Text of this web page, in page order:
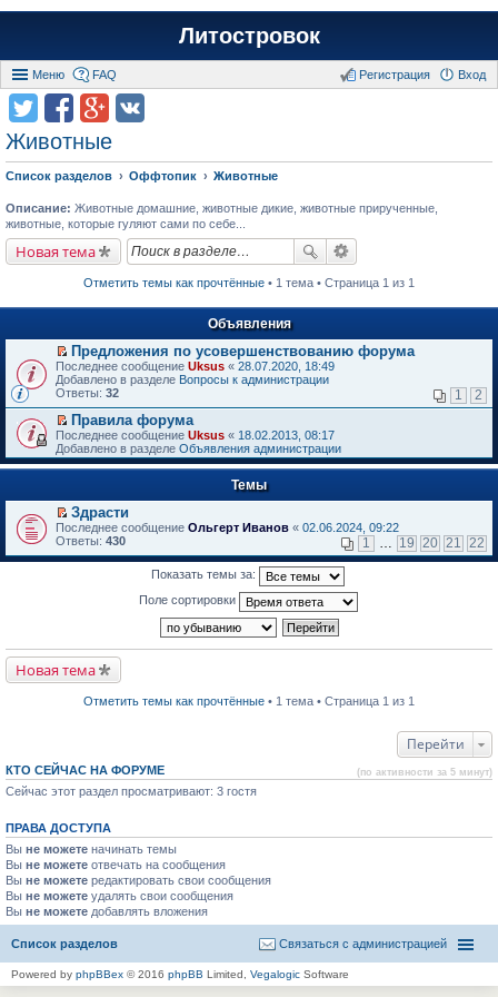
Литостровок
Меню FAQ Вход
Регистрация
Животные
Список разделов Оффтопик Животные
Описание: Животные домашние, животные дикие, животные прирученные,
животные, которые гуляют сами по себе...
Новая тема
Отметить темы как прочтённые • 1 тема • Страница 1 из 1
Объявления
П
е
р
й
т
и
к
п
в
о
м
у
н
т
а
н
о
о
б
н
ю
Предложения по усовершенствованию форума
Последнее сообщение Uksus « 28.07.2020, 18:49
Добавлено в разделе Вопросы к администрации
Ответы: 32 1 2
П
е
р
е
т
и
к
п
р
п
р
о
н
о
м
о
о
щ
е
н
и
ю
Правила форума
Последнее сообщение Uksus « 18.02.2013, 08:17
Добавлено в разделе Объявления администрации
Темы
П
е
е
р
в
о
р
о
ч
а
н
н
о
м
у
с
о
б
щ
е
Здрасти
Последнее сообщение Ольгерт Иванов « 02.06.2024, 09:22
Ответы: 430 1 19 20 21 22
Показать темы за:
Поле сортировки
Новая тема
Отметить темы как прочтённые • 1 тема • Страница 1 из 1
Перейти
КТО СЕЙЧАС НА ФОРУМЕ (по активности за 5 минут)
Сейчас этот раздел просматривают: 3 гостя
ПРАВА ДОСТУПА
Вы не можете начинать темы
Вы не можете отвечать на сообщения
Вы не можете редактировать свои сообщения
Вы не можете удалять свои сообщения
Вы не можете добавлять вложения
Список разделов Связаться с администрацией
Powered by phpBBex © 2016 phpBB Limited, Vegalogic Software